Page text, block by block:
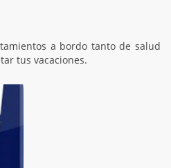
a bordo tanto de salud
tus vacaciones.